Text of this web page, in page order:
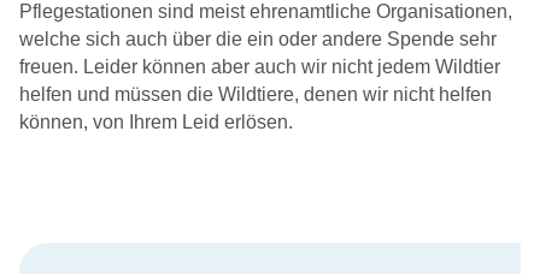
Pflegestationen sind meist ehrenamtliche Organisationen,
welche sich auch über die ein oder andere Spende sehr
freuen. Leider können aber auch wir nicht jedem Wildtier
helfen und müssen die Wildtiere, denen wir nicht helfen
können, von Ihrem Leid erlösen.